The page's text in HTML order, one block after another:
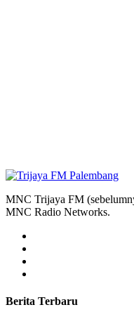
MNC Trijaya FM
MNC Radio Networks.
Berita Terbaru